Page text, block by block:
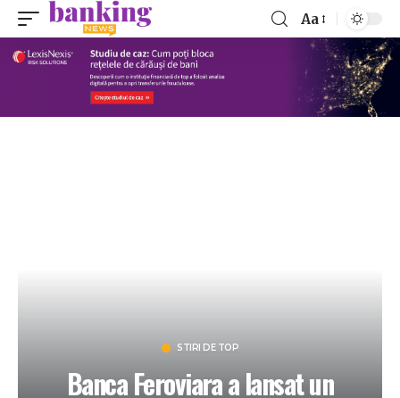
Aa
STIRI DE TOP
Banca Feroviara a lansat un